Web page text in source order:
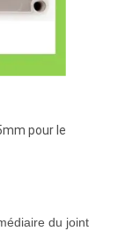
pour le
du joint